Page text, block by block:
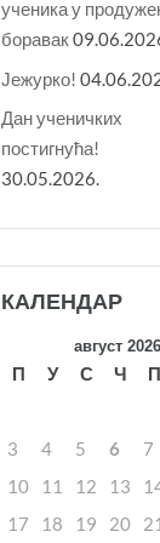
ученика у
боравак
Јежурко!
Дан ученичких
постигнућа!
30.05.2026.
КАЛЕНДАР
август
П У С Ч П
3
4 5 6 7
10
11 12 13
17
18 19 20 21